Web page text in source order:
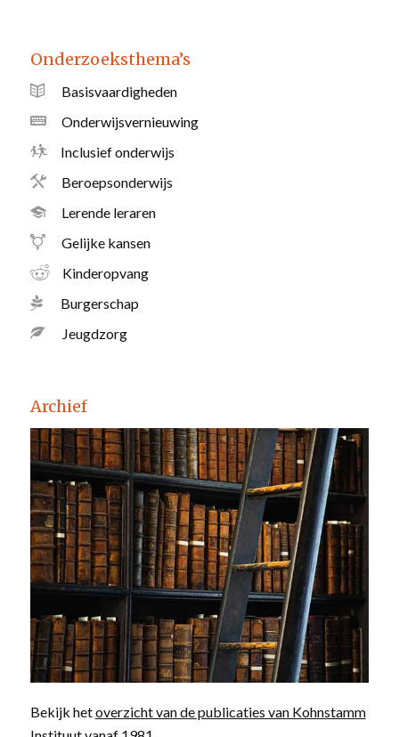
Onderzoeksthema’s
Basisvaardigheden
Onderwijsvernieuwing
Inclusief onderwijs
Beroepsonderwijs
Lerende leraren
Gelijke kansen
Kinderopvang
Burgerschap
Jeugdzorg
Archief
Bekijk hetoverzicht van de publicaties van Kohnstamm